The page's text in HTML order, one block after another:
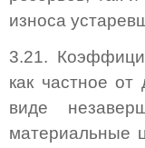
износа
3.21.
как частное
виде
материальные